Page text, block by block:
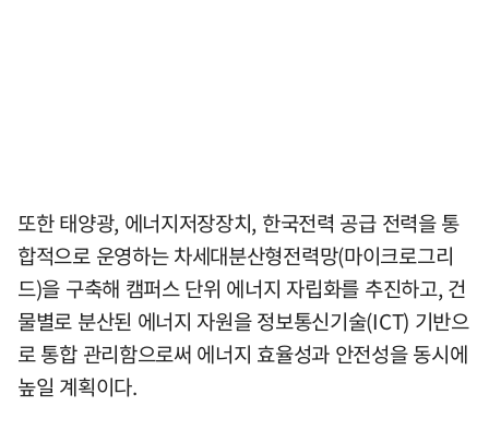
또한 태양광, 에너지저장장치, 한국전력 공급 전력을 통
합적으로 운영하는 차세대분산형전력망(마이크로그리
드)을 구축해 캠퍼스 단위 에너지 자립화를 추진하고, 건
물별로 분산된 에너지 자원을 정보통신기술(ICT) 기반으
로 통합 관리함으로써 에너지 효율성과 안전성을 동시에
높일 계획이다.